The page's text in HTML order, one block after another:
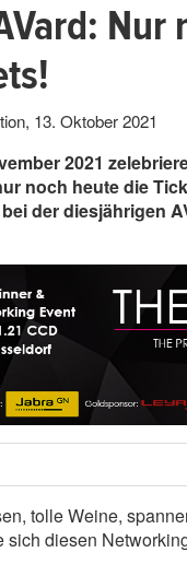
Nur
, 13. Oktober 2021
2021
noch heute die
der diesjährigen
tolle Weine,
sich diesen